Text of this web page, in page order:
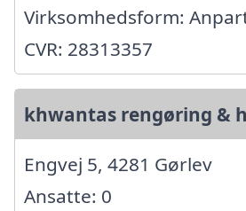
Virksomhedsform:
CVR: 28313357
khwantas rengøring &
Engvej 5, 4281 Gørlev
Ansatte: 0